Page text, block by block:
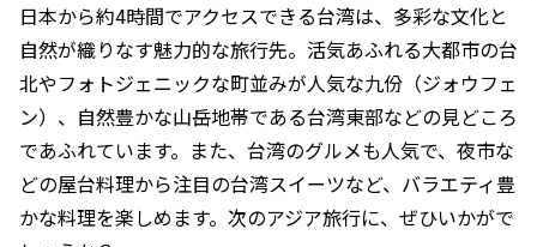
日本から約4時間でアクセスできる台湾は、多彩な文化と
自然が織りなす魅力的な旅行先。活気あふれる大都市の台
北やフォトジェニックな町並みが人気な九份（ジォウフェ
ン）、自然豊かな山岳地帯である台湾東部などの見どころ
であふれています。また、台湾のグルメも人気で、夜市な
どの屋台料理から注目の台湾スイーツなど、バラエティ豊
かな料理を楽しめます。次のアジア旅行に、ぜひいかがで